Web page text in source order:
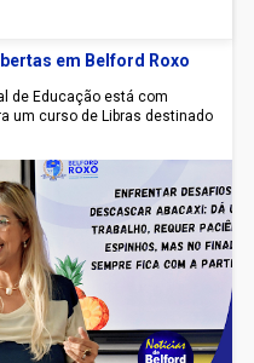
em Belford Roxo
de Educação está com
um curso de Libras destinado